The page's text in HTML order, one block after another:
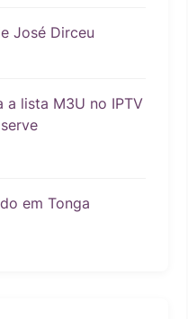
José Dirceu
a lista M3U no IPTV
em Tonga